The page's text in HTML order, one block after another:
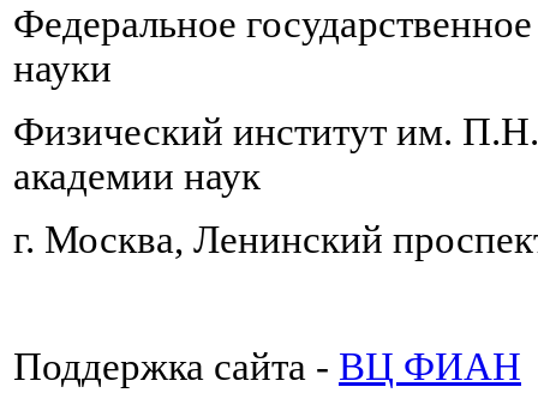
Федеральное
науки
Физический институт им.
академии наук
г. Москва, Ленинский
Поддержка сайта - ВЦ ФИАН